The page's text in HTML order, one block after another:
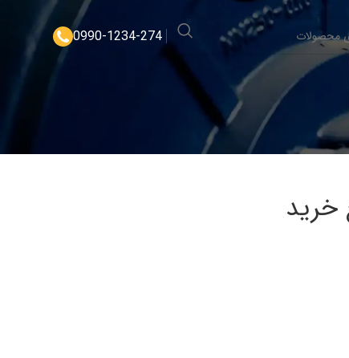
0990-1234-274
خرید